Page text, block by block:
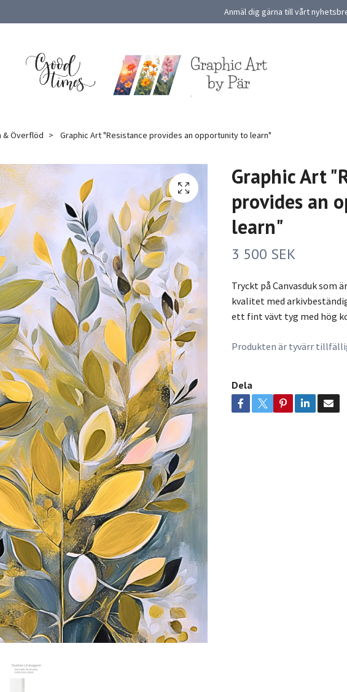
Anmäl dig gärna till vårt
& Överflöd Graphic Art "Resistance provides an opportunity to learn"
Graphic Art
provides an
learn"
3 500 SEK
Tryckt på Canvasduk som
kvalitet med
ett fint vävt tyg med hög
Produkten är tyvärr
Dela